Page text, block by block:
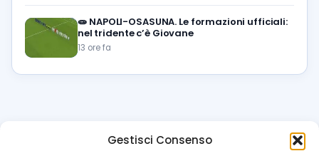
Gestisci Consenso
🧫 NAPOLI-OSASUNA. Le formazioni ufficiali:
nel tridente c’è Giovane
13 ore fa